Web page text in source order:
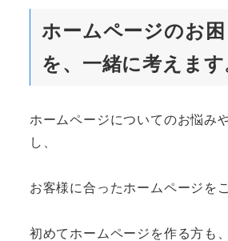
ホームページのお困
を、一緒に考えます
ホームページについてのお悩み
し、
お客様に合ったホームページを
初めてホームページを作る方も、